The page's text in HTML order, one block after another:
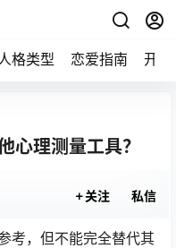
格类型 恋爱指南 开始
心理测量工具？
关注 私信
考，但不能完全替代其